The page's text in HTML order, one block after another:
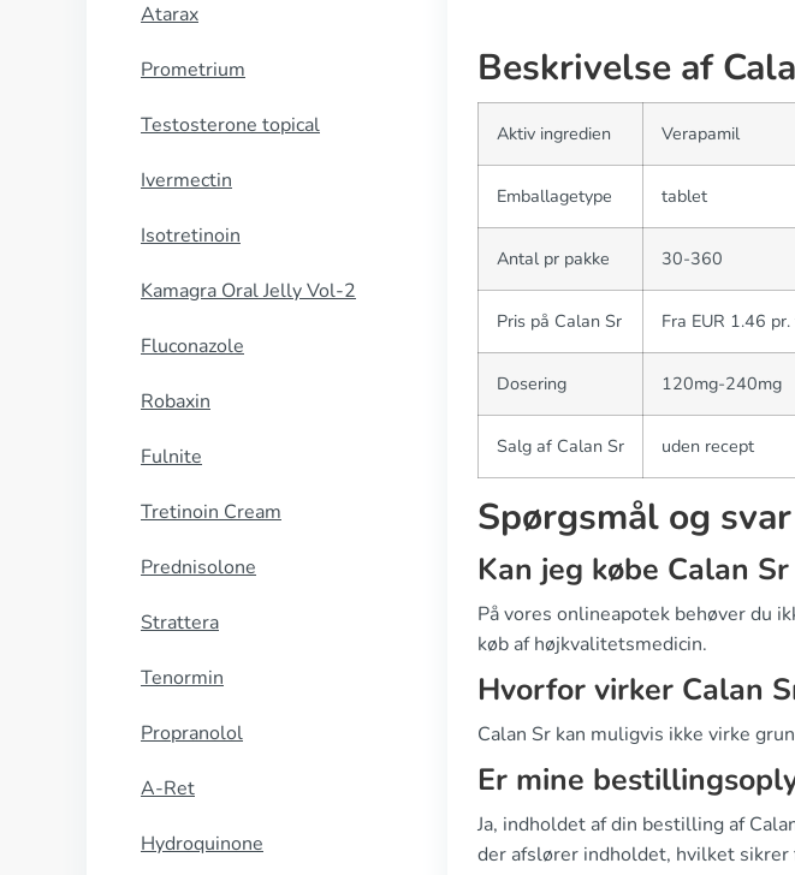
Atarax
Prometrium
Testosterone topical
Ivermectin
Isotretinoin
Kamagra Oral Jelly Vol-2
Fluconazole
Robaxin
Fulnite
Tretinoin Cream
Prednisolone
Strattera
Tenormin
Propranolol
A-Ret
Hydroquinone
Beskrivelse af
Aktiv ingredien Verapamil
Emballagetype tablet
Antal pr pakke 30-360
Pris på Calan Sr Fra EUR 1.46
Dosering 120mg-240mg
Salg af Calan Sr uden recept
Spørgsmål og
Kan jeg købe Calan
På vores onlineapotek behøver du
køb af højkvalitetsmedicin.
Hvorfor virker Calan
Calan Sr kan muligvis ikke virke
Er mine
Ja, indholdet af din bestilling af
der afslører indholdet, hvilket